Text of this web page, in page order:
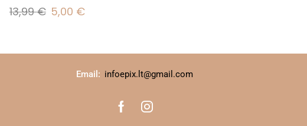
13,99€ 5,00 €
Email: infoepix.lt@gmail.com